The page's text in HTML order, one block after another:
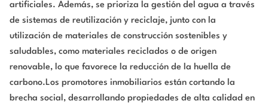
artificiales. Además, se prioriza la gestión del agua a través
de sistemas de reutilización y reciclaje, junto con la
utilización de materiales de construcción sostenibles y
saludables, como materiales reciclados o de origen
renovable, lo que favorece la reducción de la huella de
carbono.Los promotores inmobiliarios están cortando la
brecha social, desarrollando propiedades de alta calidad en